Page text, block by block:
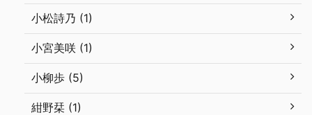
小松詩乃 (1)
小宮美咲 (1)
小柳歩 (5)
紺野栞 (1)